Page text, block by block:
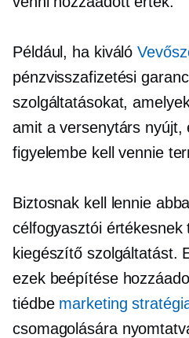
Például, ha kiváló
pénzvisszafizetési
szolgáltatásokat,
amit a versenytárs nyújt,
figyelembe kell vennie
Biztosnak kell lennie
célfogyasztói értékesnek
kiegészítő szolgáltatást.
ezek beépítése
tiédbe marketing
csomagolására